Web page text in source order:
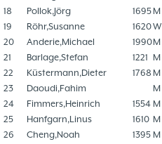
18
Pollok,Jörg 1695 M
19
Röhr,Susanne 1620W
20
Anderie,Michael 1990M
21
Barlage,Stefan 1221 M
22
Küstermann,Dieter 1768 M
23
Daoudi,Fahim M
24
Fimmers,Heinrich 1554 M
25
Hanfgarn,Linus 1610 M
26
Cheng,Noah 1395 M